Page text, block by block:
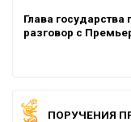
Глава
разговор с
ПОРУЧЕНИЯ